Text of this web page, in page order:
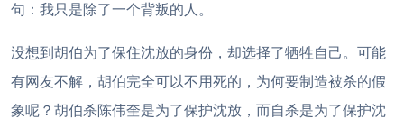
句：我只是除了一个背叛的人。
没想到胡伯为了保住沈放的身份，却选择了牺牲自己。可能
有网友不解，胡伯完全可以不用死的，为何要制造被杀的假
象呢？胡伯杀陈伟奎是为了保护沈放，而自杀是为了保护沈